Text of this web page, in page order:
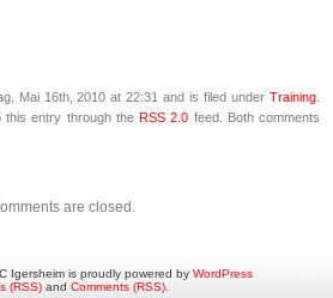
Mai 16th, 2010 at 22:31 and is filed under Training
this entry through theRSS 2.0 feed. Both comments
are closed.
Igersheim is proudly powered by WordPress
(RSS) and Comments (RSS)